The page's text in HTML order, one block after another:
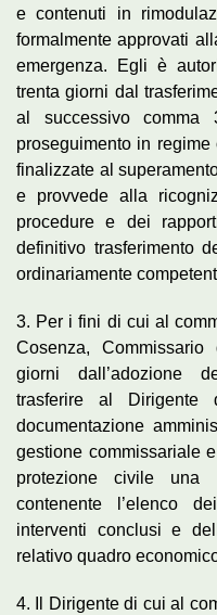
e contenuti in
formalmente approvati
emergenza. Egli è
trenta giorni dal
al successivo
proseguimento in
finalizzate al
e provvede alla
procedure e dei
definitivo trasferimento
ordinariamente
3. Per i fini di cui al
Cosenza,
giorni dall’adozione
trasferire al
documentazione
gestione commissariale
protezione civile una
contenente l’elenco
interventi conclusi e
relativo quadro
4. Il Dirigente di cui al